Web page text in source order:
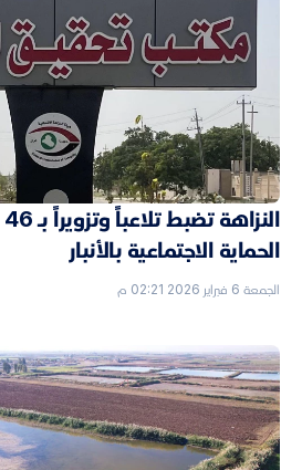
الحماية الاجتماعية بالأنبار
الجمعة 6 فبراير 2026 02:21 م